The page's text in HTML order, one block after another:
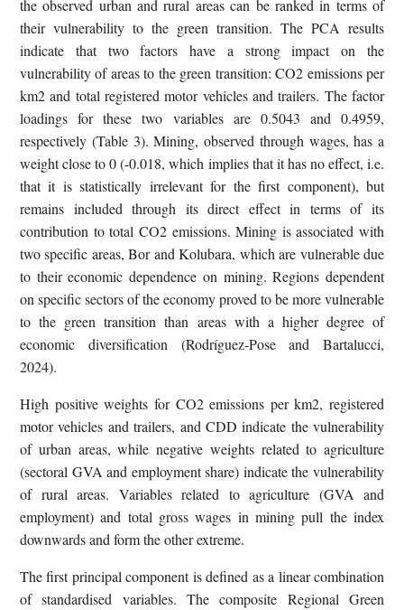
the observed urban and rural areas can be ranked in terms of
their vulnerability to the green transition. The PCA results
indicate that two factors have a strong impact on the
vulnerability of areas to the green transition: CO2 emissions per
km2 and total registered motor vehicles and trailers. The factor
loadings for these two variables are 0.5043 and 0.4959,
respectively (Table 3). Mining, observed through wages, has a
weight close to 0 (-0.018, which implies that it has no effect, i.e.
that it is statistically irrelevant for the first component), but
remains included through its direct effect in terms of its
contribution to total CO2 emissions. Mining is associated with
two specific areas, Bor and Kolubara, which are vulnerable due
to their economic dependence on mining. Regions dependent
on specific sectors of the economy proved to be more vulnerable
to the green transition than areas with a higher degree of
economic diversification (Rodríguez-Pose and Bartalucci,
2024).
High positive weights for CO2 emissions per km2, registered
motor vehicles and trailers, and CDD indicate the vulnerability
of urban areas, while negative weights related to agriculture
(sectoral GVA and employment share) indicate the vulnerability
of rural areas. Variables related to agriculture (GVA and
employment) and total gross wages in mining pull the index
downwards and form the other extreme.
The first principal component is defined as a linear combination
of standardised variables. The composite Regional Green